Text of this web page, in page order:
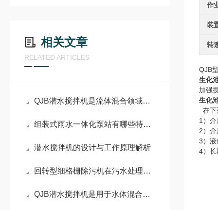
相关文章
RELATED ARTICLES
QJB潜水搅拌机是流体混合领域的核心设备
组装式雨水一体化泵站有哪些特点呢？来看看吧
潜水搅拌机的设计与工作原理解析
回转型细格栅除污机在污水处理中发挥着哪些作用
QJB潜水搅拌机是用于水体混合、搅拌和推流的设备
作
装
转
QJB
生化
加强
生化
在下
1）
2）
3）
4）